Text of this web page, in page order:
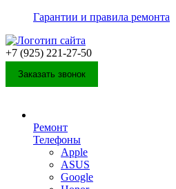
Гарантии и правила ремонта
+7 (925) 221-27-50
Заказать звонок
Ремонт
Телефоны
Apple
ASUS
Google